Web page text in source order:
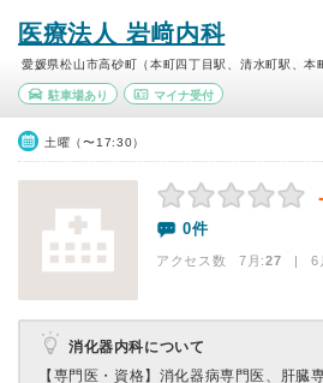
医療法人 岩﨑内科
愛媛県松山市高砂町（本町四丁目駅、清水町駅、本
駐車場あり マイナ受付
土曜（〜17:30）
0件
アクセス数 7月:27 | 6
消化器内科について
【専門医・資格】 消化器病専門医、肝臓